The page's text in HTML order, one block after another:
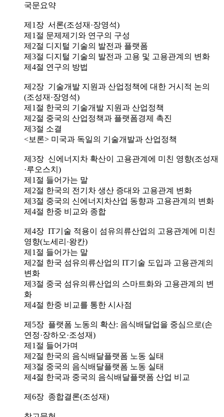
국문요약
제1장 서론(조성재·장영석)
제1절 문제제기와 연구의 구성
제2절 디지털 기술의 발전과 플랫폼
제3절 디지털 기술의 발전과 고용 및 고용관계의 변화
제4절 연구의 방법
제2장 기술개발 지원과 산업정책에 대한 거시적 논의
(조성재·장영석)
제1절 한국의 기술개발 지원과 산업정책
제2절 중국의 산업정책과 플랫폼경제 촉진
제3절 소결
<보론> 미국과 독일의 기술개발과 산업정책
제3장 신에너지차 확산이 고용관계에 미친 영향(조성재
·루오스치)
제1절 들어가는 말
제2절 한국의 전기차 생산 증대와 고용관계 변화
제3절 중국의 신에너지차산업 동향과 고용관계의 변화
제4절 한중 비교와 종합
제4장 IT기술 적용이 섬유의류산업의 고용관계에 미친
영향(노세리·왕칸)
제1절 들어가는 말
제2절 한국 섬유의류산업의 IT기술 도입과 고용관계의
변화
제3절 중국 섬유의류산업의 스마트화와 고용관계의 변
화
제4절 한중 비교를 통한 시사점
제5장 플랫폼 노동의 확산: 음식배달업을 중심으로(손
연정·장하오·조성재)
제1절 들어가며
제2절 한국의 음식배달플랫폼 노동 실태
제3절 중국의 음식배달플랫폼 노동 실태
제4절 한국과 중국의 음식배달플랫폼 산업 비교
제6장 종합결론(조성재)